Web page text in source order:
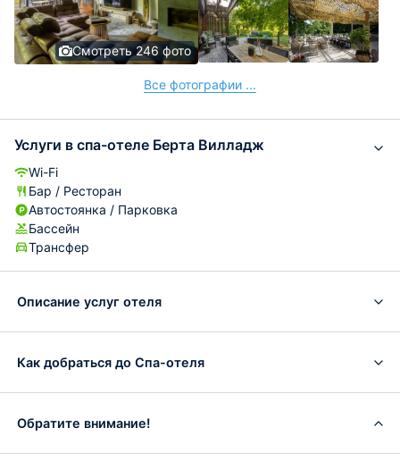
Смотреть 246 фото
Все фотографии ...
Услуги в спа-отеле Берта Вилладж
Wi-Fi
Бар / Ресторан
Автостоянка / Парковка
Бассейн
Трансфер
Описание услуг отеля
Как добраться до Спа-отеля
Обратите внимание!